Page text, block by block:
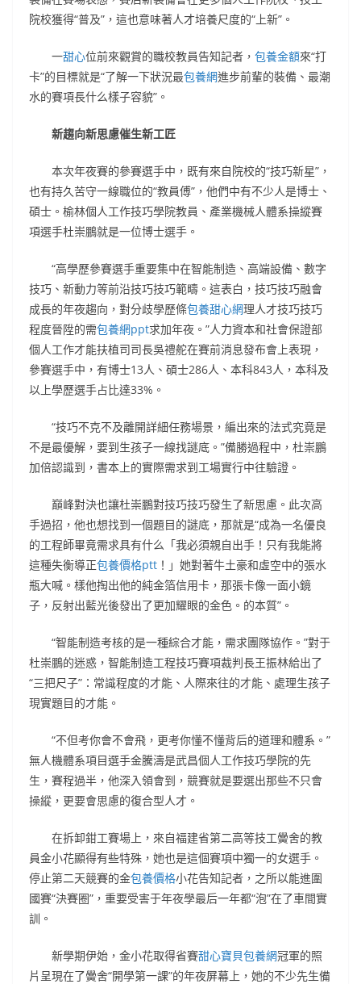
院校獲得“普及”，這也意味著人才培養尺度的“上新”。
一甜心位前來觀賞的職校教員告知記者， 包養金額來“打
卡”的目標就是“了解一下狀況最包養網進步前輩的裝備、最潮
水的賽項長什么樣子容貌”。
新趨向新思慮催生新工匠
本次年夜賽的參賽選手中，既有來自院校的“技巧新星”，
也有持久苦守一線職位的“教員傅”，他們中有不少人是博士、
碩士。榆林個人工作技巧學院教員、產業機械人體系操縱賽
項選手杜崇鵬就是一位博士選手。
“高學歷參賽選手重要集中在智能制造、高端設備、數字
技巧、新動力等前沿技巧技巧範疇。這表白，技巧技巧融會
成長的年夜趨向，對分歧學歷條包養甜心網理人才技巧技巧
程度晉陞的需包養網ppt求加年夜。”人力資本和社會保證部
個人工作才能扶植司司長吳禮舵在賽前消息發布會上表現，
參賽選手中，有博士13人、碩士286人、本科843人，本科及
以上學歷選手占比達33%。
“技巧不克不及離開詳細任務場景，編出來的法式究竟是
不是最優解，要到生孩子一線找謎底。”備勝過程中，杜崇鵬
加倍認識到，書本上的實際需求到工場實行中往驗證。
巔峰對決也讓杜崇鵬對技巧技巧發生了新思慮。此次高
手過招，他也想找到一個題目的謎底，那就是“成為一名優良
的工程師畢竟需求具有什么「我必須親自出手！只有我能將
這種失衡導正包養價格ptt ！」她對著牛土豪和虛空中的張水
瓶大喊。樣他掏出他的純金箔信用卡，那張卡像一面小鏡
子，反射出藍光後發出了更加耀眼的金色。的本質”。
“智能制造考核的是一種綜合才能，需求團隊協作。”對于
杜崇鵬的迷惑，智能制造工程技巧賽項裁判長王振林給出了
“三把尺子”：常識程度的才能、人際來往的才能、處理生孩子
現實題目的才能。
“不但考你會不會飛，更考你懂不懂背后的道理和體系。”
無人機體系項目選手金騰濤是武昌個人工作技巧學院的先
生，賽程過半，他深入領會到，競賽就是要選出那些不只會
操縱，更要會思慮的復合型人才。
在拆卸鉗工賽場上，來自福建省第二高等技工黌舍的教
員金小花顯得有些特殊，她也是這個賽項中獨一的女選手。
停止第二天競賽的金包養價格小花告知記者，之所以能進圍
國賽“決賽圈”，重要受害于年夜學最后一年都“泡”在了車間實
訓。
新學期伊始，金小花取得省賽甜心寶貝包養網冠軍的照
片呈現在了黌舍“開學第一課”的年夜屏幕上，她的不少先生備